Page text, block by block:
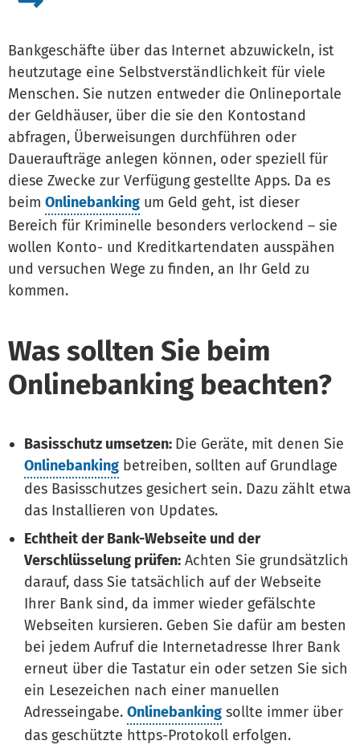
Bankgeschäfte über das Internet abzuwickeln, ist
heutzutage eine Selbstverständlichkeit für viele
Menschen. Sie nutzen entweder die Onlineportale
der Geldhäuser, über die sie den Kontostand
abfragen, Überweisungen durchführen oder
Daueraufträge anlegen können, oder speziell für
diese Zwecke zur Verfügung gestellte Apps. Da es
beim Onlinebanking um Geld geht, ist dieser
Bereich für Kriminelle besonders verlockend – sie
wollen Konto- und Kreditkartendaten ausspähen
und versuchen Wege zu finden, an Ihr Geld zu
kommen.
Was sollten Sie beim
Onlinebanking beachten?
Basisschutz umsetzen: Die Geräte, mit denen Sie
Onlinebanking betreiben, sollten auf Grundlage
des Basisschutzes gesichert sein. Dazu zählt etwa
das Installieren von Updates.
Echtheit der Bank-Webseite und der
Verschlüsselung prüfen: Achten Sie grundsätzlich
darauf, dass Sie tatsächlich auf der Webseite
Ihrer Bank sind, da immer wieder gefälschte
Webseiten kursieren. Geben Sie dafür am besten
bei jedem Aufruf die Internetadresse Ihrer Bank
erneut über die Tastatur ein oder setzen Sie sich
ein Lesezeichen nach einer manuellen
Adresseingabe. Onlinebanking sollte immer über
das geschützte https-Protokoll erfolgen.